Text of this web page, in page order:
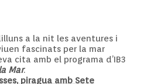
a la nit les aventures i
fascinats per la mar
cita amb el programa d’IB3
Mar.
piragua amb Sete